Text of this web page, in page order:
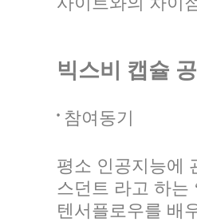
빅스비 캡슐
참여동기
평소 인공지능에
스던트 라고 하는
텐서플로우를 배